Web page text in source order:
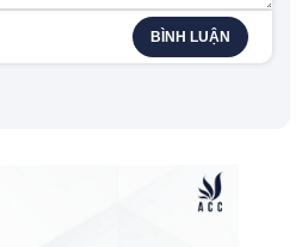
BÌNH LUẬN